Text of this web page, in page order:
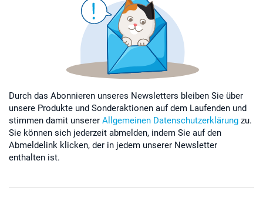
Durch das Abonnieren unseres Newsletters bleiben Sie über
unsere Produkte und Sonderaktionen auf dem Laufenden und
stimmen damit unserer Allgemeinen Datenschutzerklärung zu.
Sie können sich jederzeit abmelden, indem Sie auf den
Abmeldelink klicken, der in jedem unserer Newsletter
enthalten ist.